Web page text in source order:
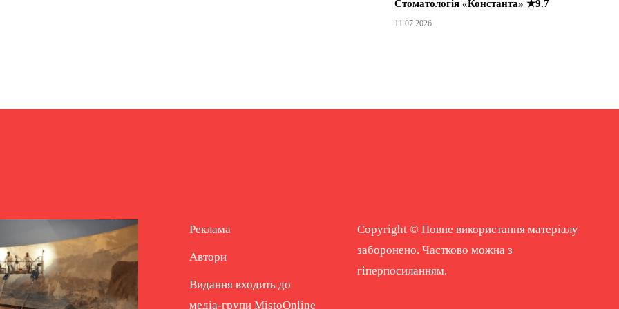
Стоматологія «Константа» ★9.7
11.07.2026
Реклама
Автори
Видання входить до
медіа-групи MistoOnline
Copyright © Повне використання матеріалу
заборонено. Частково можна з
гіперпосиланням.